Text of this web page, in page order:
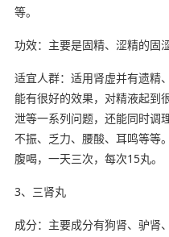
等。
功效：主要是固精、涩精的固
适宜人群：适用肾虚并有遗精
能有很好的效果，对精液起到
泄等一系列问题，还能同时调
不振、乏力、腰酸、耳鸣等等
腹喝，一天三次，每次15丸。
3、三肾丸
成分：主要成分有狗肾、驴肾